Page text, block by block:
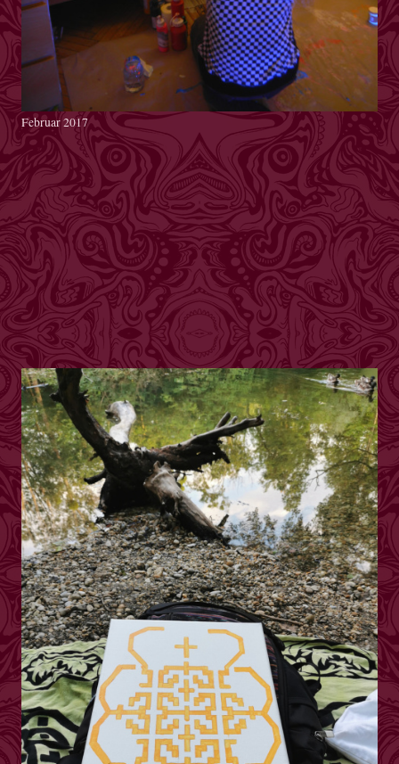
Februar 2017